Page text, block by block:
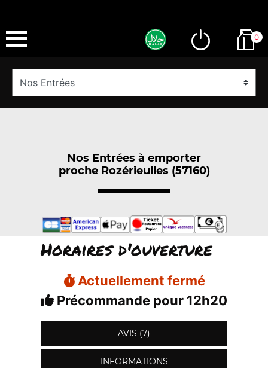
0
Nos Entrées à emporter
proche Rozérieulles (57160)
Horaires d'ouverture
Actuellement fermé
Précommande pour 12h20
AVIS (7)
INFORMATIONS